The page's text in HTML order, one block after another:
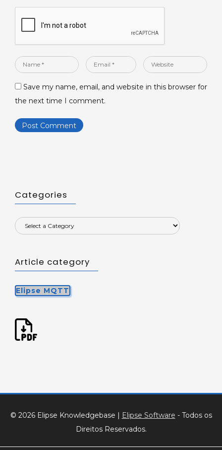
Name
Email
Website
Save my name, email, and website in this browser for
the next time I comment.
Categories
Article category
Elipse MQTT
© 2026 Elipse Knowledgebase | Elipse Software - Todos os
Direitos Reservados.